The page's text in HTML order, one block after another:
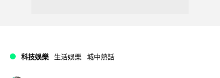
科技娛樂 生活娛樂 城中熱話